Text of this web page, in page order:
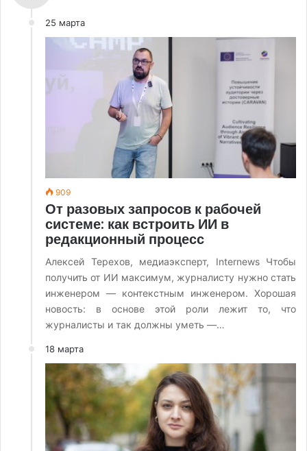
25 марта
909
От разовых запросов к рабочей
системе: как встроить ИИ в
редакционный процесс
Алексей Терехов, медиаэксперт, Internews Чтобы
получить от ИИ максимум, журналисту нужно стать
инженером — контекстным инженером. Хорошая
новость: в основе этой роли лежит то, что
журналисты и так должны уметь —…
18 марта